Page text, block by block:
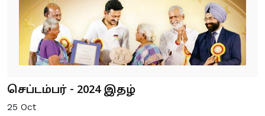
செப்டம்பர் - 2024 இதழ்
25 Oct